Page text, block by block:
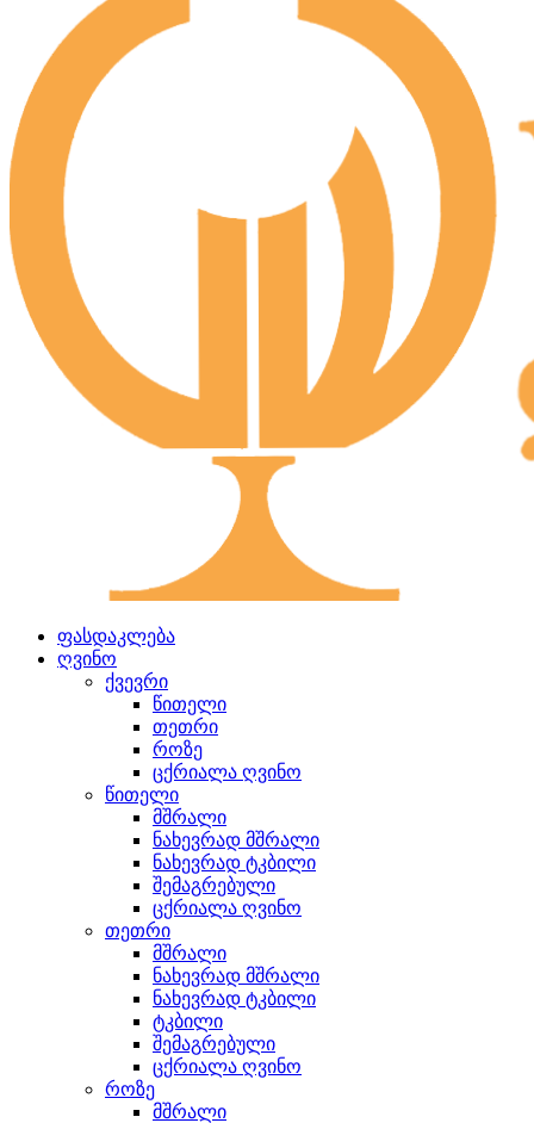
ფასდაკლება
ღვინო
ქვევრი
წითელი
თეთრი
როზე
ცქრიალა ღვინო
წითელი
მშრალი
ნახევრად მშრალი
ნახევრად ტკბილი
შემაგრებული
ცქრიალა ღვინო
თეთრი
მშრალი
ნახევრად მშრალი
ნახევრად ტკბილი
ტკბილი
შემაგრებული
ცქრიალა ღვინო
როზე
მშრალი